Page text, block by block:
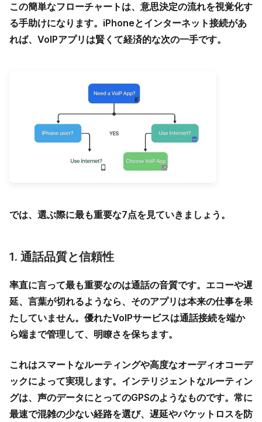
この簡単なフローチャートは、意思決定の流れを視覚化す
る手助けになります。iPhoneとインターネット接続があ
れば、VoIPアプリは賢くて経済的な次の一手です。
では、選ぶ際に最も重要な7点を見ていきましょう。
1. 通話品質と信頼性
率直に言って最も重要なのは通話の音質です。エコーや遅
延、言葉が切れるようなら、そのアプリは本来の仕事を果
たしていません。優れたVoIPサービスは通話接続を端か
ら端まで管理して、明瞭さを保ちます。
これはスマートなルーティングや高度なオーディオコーデ
ックによって実現します。インテリジェントなルーティン
グは、声のデータにとってのGPSのようなものです。常に
最速で混雑の少ない経路を選び、遅延やパケットロスを防